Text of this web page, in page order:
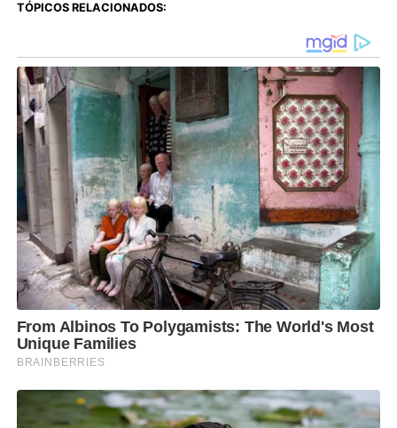
TÓPICOS RELACIONADOS: